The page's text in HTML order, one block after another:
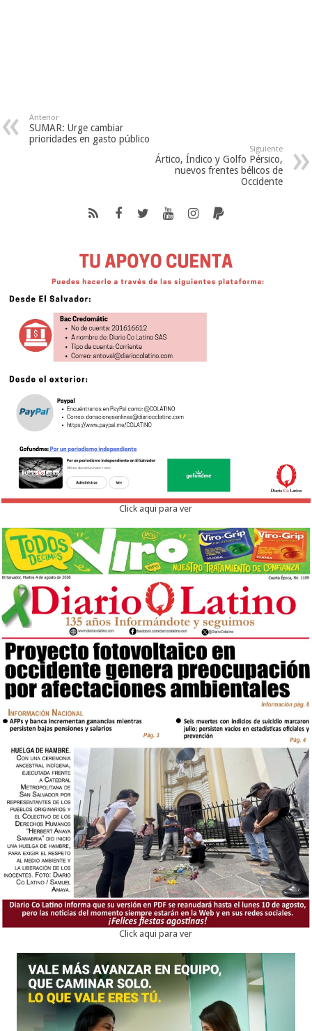
Anterior
SUMAR: Urge cambiar
prioridades en gasto público
Siguiente
Ártico, Índico y Golfo Pérsico,
nuevos frentes bélicos de
Occidente
Click aqui para ver
Click aqui para ver